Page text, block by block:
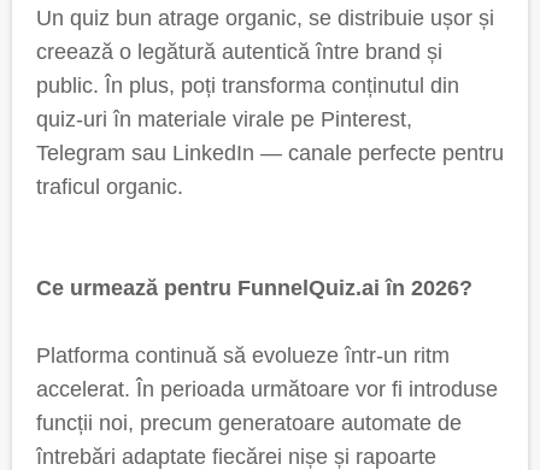
Un quiz bun atrage organic, se distribuie ușor și
creează o legătură autentică între brand și
public. În plus, poți transforma conținutul din
quiz-uri în materiale virale pe Pinterest,
Telegram sau LinkedIn — canale perfecte pentru
traficul organic.
Ce urmează pentru FunnelQuiz.ai în 2026?
Platforma continuă să evolueze într-un ritm
accelerat. În perioada următoare vor fi introduse
funcții noi, precum generatoare automate de
întrebări adaptate fiecărei nișe și rapoarte